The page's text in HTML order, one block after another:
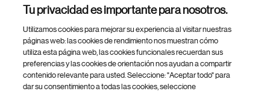
Footer Site Search
Tu privacidad es importante para nosotros.
Utilizamos cookies para mejorar su experiencia al visitar nuestras
páginas web: las cookies de rendimiento nos muestran cómo
utiliza esta página web, las cookies funcionales recuerdan sus
preferencias y las cookies de orientación nos ayudan a compartir
contenido relevante para usted. Seleccione: "Aceptar todo" para
dar su consentimiento a todas las cookies, seleccione